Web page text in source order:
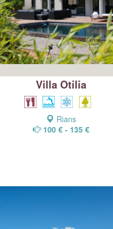
Villa Otilia
Rians
100 € - 135 €